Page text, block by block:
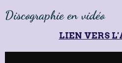
Discographie en vidéo
LIEN VERS